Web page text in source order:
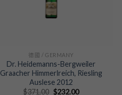
德國 / GERMANY
Dr. Heidemanns-Bergweiler
Graacher Himmerlreich, Riesling
Auslese 2012
$371.00 Original
$232.00Current